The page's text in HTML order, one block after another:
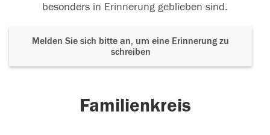
besonders in Erinnerung geblieben sind.
Melden Sie sich bitte an, um eine Erinnerung zu
schreiben
Familienkreis